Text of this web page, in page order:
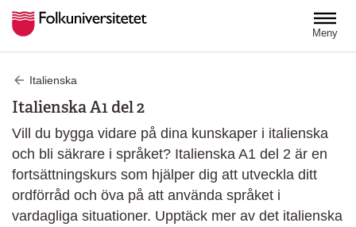
Meny
Italienska
Italienska A1 del 2
Vill du bygga vidare på dina kunskaper i italienska
och bli säkrare i språket? Italienska A1 del 2 är en
fortsättningskurs som hjälper dig att utveckla ditt
ordförråd och öva på att använda språket i
vardagliga situationer. Upptäck mer av det italienska